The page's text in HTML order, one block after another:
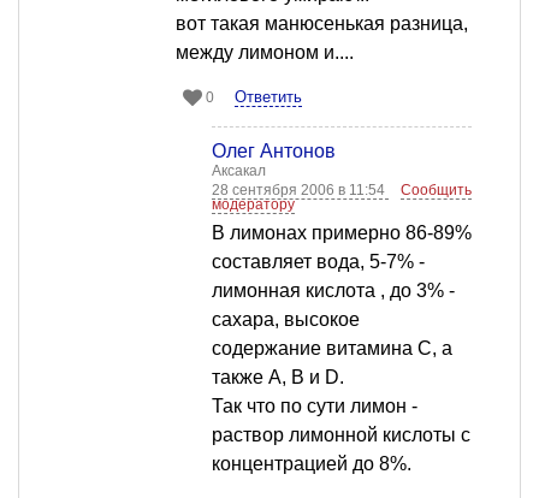
вот такая манюсенькая разница,
между лимоном и....
0 Ответить
Олег Антонов
Аксакал
28 сентября 2006 в 11:54
Сообщить
модератору
В лимонах примерно 86-89%
составляет вода, 5-7% -
лимонная кислота , до 3% -
сахара, высокое
содержание витамина С, а
также А, В и D.
Так что по сути лимон -
раствор лимонной кислоты с
концентрацией до 8%.